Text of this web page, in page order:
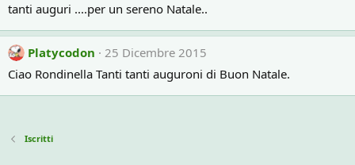
tanti auguri ....per un sereno Natale..
Platycodon
25 Dicembre 2015
Ciao Rondinella Tanti tanti auguroni di Buon Natale.
Iscritti